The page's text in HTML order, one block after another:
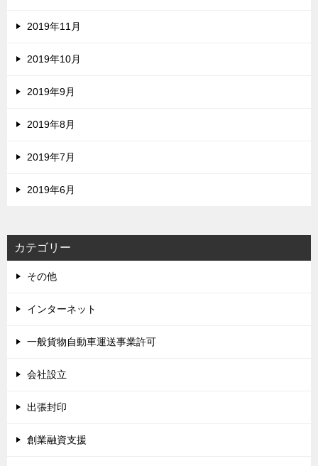
2019年11月
2019年10月
2019年9月
2019年8月
2019年7月
2019年6月
カテゴリー
その他
インターネット
一般貨物自動車運送事業許可
会社設立
出張封印
創業融資支援